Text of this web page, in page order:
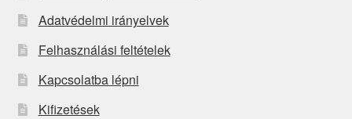
Adatvédelmi irányelvek
Felhasználási feltételek
Kapcsolatba lépni
Kifizetések